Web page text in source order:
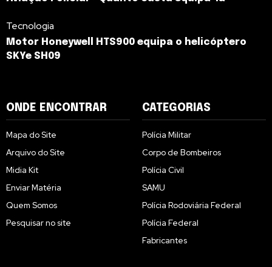
Tecnologia
Motor Honeywell HTS900 equipa o helicóptero
SKYe SH09
ONDE ENCONTRAR
Mapa do Site
Arquivo do Site
Midia Kit
Enviar Matéria
Quem Somos
Pesquisar no site
CATEGORIAS
Polícia Militar
Corpo de Bombeiros
Polícia Civil
SAMU
Polícia Rodoviária Federal
Polícia Federal
Fabricantes